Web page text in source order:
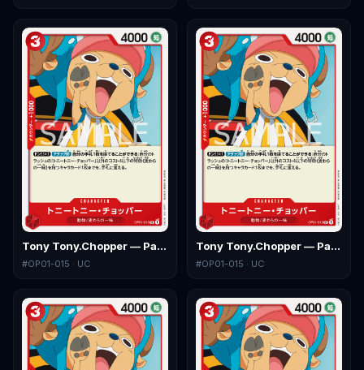
Tony Tony.Chopper — Parallel
#OP01-015 · UC
Tony Tony.Chopper — Parallel 2
#OP01-015 · UC